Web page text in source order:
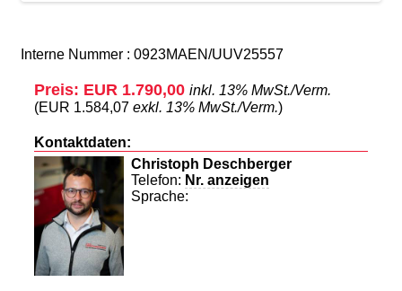
Interne Nummer : 0923MAEN/UUV25557
Preis: EUR 1.790,00 inkl. 13% MwSt./Verm.
(EUR 1.584,07 exkl. 13% MwSt./Verm.)
Kontaktdaten:
Christoph Deschberger
Telefon: Nr. anzeigen
Sprache: